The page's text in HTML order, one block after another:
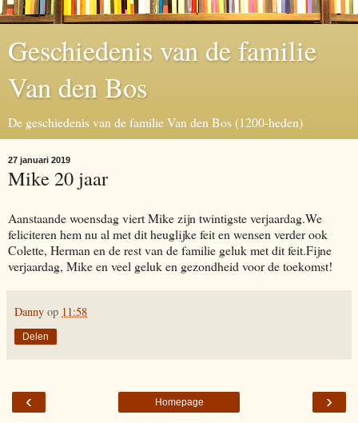
Geschiedenis van de familie
Van den Bos
De geschiedenis van de familie Van den Bos (1200-heden)
27 januari 2019
Mike 20 jaar
Aanstaande woensdag viert Mike zijn twintigste verjaardag.We
feliciteren hem nu al met dit heuglijke feit en wensen verder ook
Colette, Herman en de rest van de familie geluk met dit feit.Fijne
verjaardag, Mike en veel geluk en gezondheid voor de toekomst!
Danny op 11:58
Delen
‹ ›
Homepage